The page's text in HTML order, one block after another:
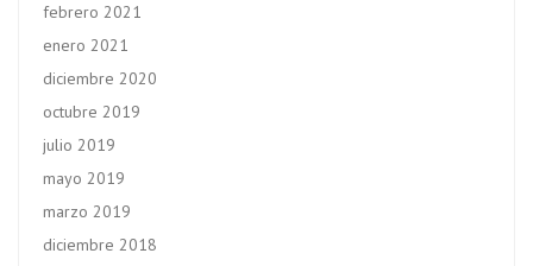
febrero 2021
enero 2021
diciembre 2020
octubre 2019
julio 2019
mayo 2019
marzo 2019
diciembre 2018